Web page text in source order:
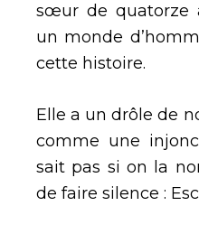
sœur de quatorze
un monde
cette histoire.
Elle a un drôle de
comme une
sait pas si on la
de faire silence :